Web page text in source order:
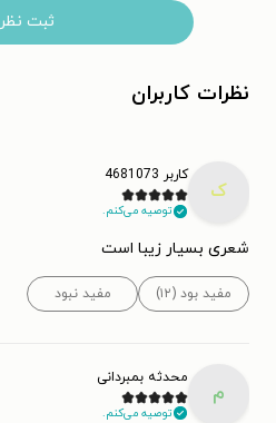
ثبت نظر
نظرات کاربران
ک
کاربر 4681073
توصیه می‌کنم.
شعری بسیار زیبا است
مفید بود (۱۲) مفید نبود
م
محدثه بمبردانی
توصیه می‌کنم.